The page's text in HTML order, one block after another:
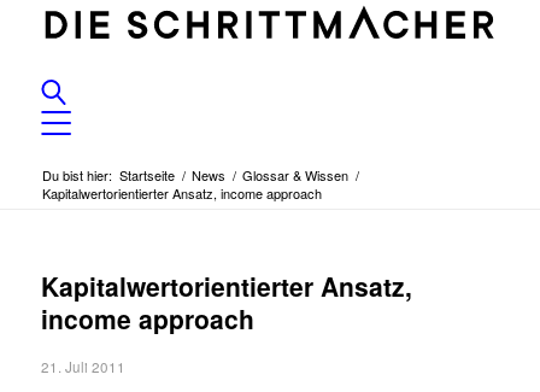
Du bist hier: Startseite / News / Glossar & Wissen /
Kapitalwertorientierter Ansatz, income approach
Kapitalwertorientierter Ansatz,
income approach
21. Juli 2011